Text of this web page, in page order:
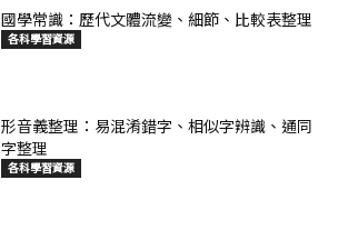
國學常識：歷代文體流變、細節、比較表整理
各科學習資源
形音義整理：易混淆錯字、相似字辨識、通同
字整理
各科學習資源